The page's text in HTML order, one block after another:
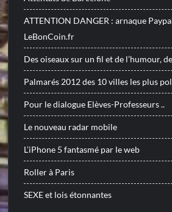
ATTENTION DANGER : arnaque
LeBonCoin.fr
Des oiseaux sur un fil et de l’humour,
Palmarés 2012 des 10 villes les plus
Pour le dialogue Elèves-Professeurs ..
Le nouveau radar mobile
L’iPhone 5 fantasmé par le web
Roller à Paris
SEXE et lois étonnantes